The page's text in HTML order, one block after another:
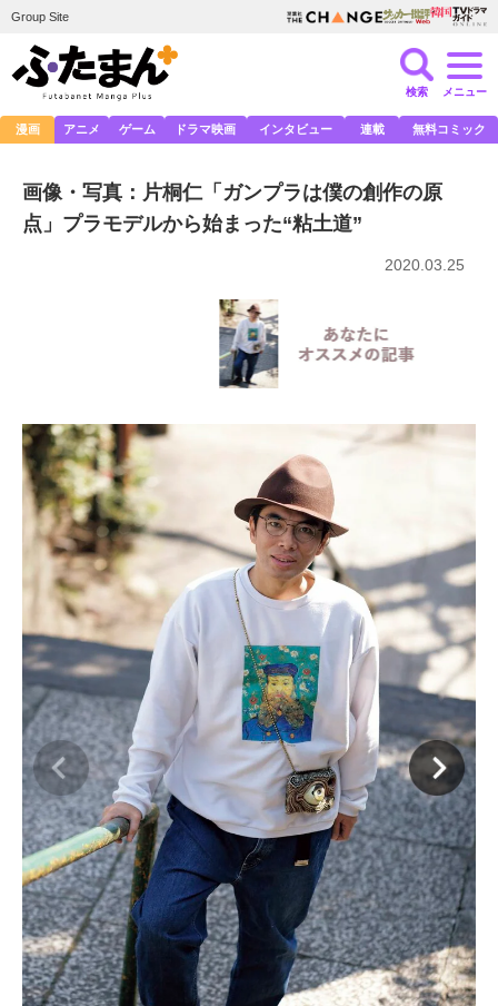
Group Site
検索 メニュー
漫画 アニメ ゲーム ドラマ映画 インタビュー 連載 無料コミック
画像・写真：片桐仁「ガンプラは僕の創作の原
点」プラモデルから始まった“粘土道”
2020.03.25